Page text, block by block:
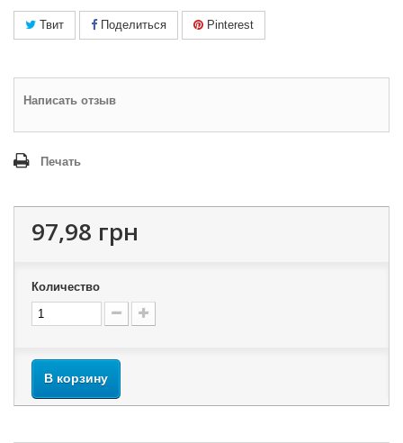
Твит Поделиться Pinterest
Написать отзыв
Печать
97,98 грн
Количество
В корзину